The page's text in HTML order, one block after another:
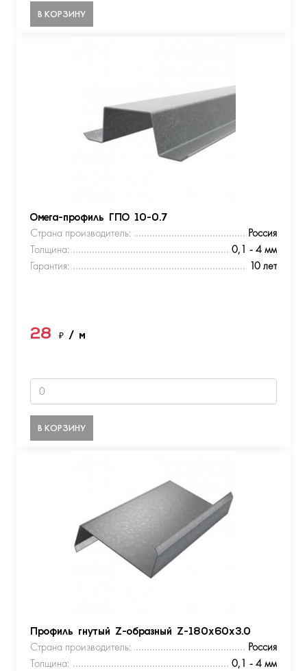
В КОРЗИНУ
Омега-профиль ГПО 10-0.7
Страна производитель:
Россия
Толщина:
0,1 - 4 мм
Гарантия:
10 лет
28 ₽ / м
В КОРЗИНУ
Профиль гнутый Z-образный Z-180х60х3.0
Страна производитель:
Россия
Толщина:
0,1 - 4 мм